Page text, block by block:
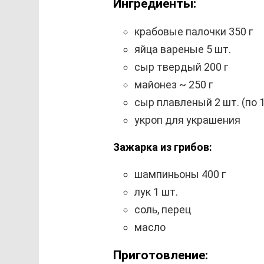
Ингредиенты:
крабовые палочки 350 г
яйца вареные 5 шт.
сыр твердый 200 г
майонез ~ 250 г
сыр плавленый 2 шт. (по
укроп для украшения
Зажарка из грибов:
шампиньоны 400 г
лук 1 шт.
соль, перец
масло
Приготовление: